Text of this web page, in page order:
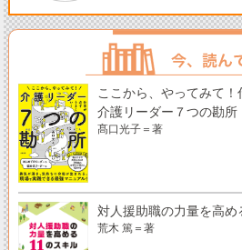
ここから、やってみて
介護リーダー７つの勘所
髙口光子＝著
対人援助職の力量を高め
荒木 篤＝著